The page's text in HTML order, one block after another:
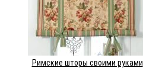
Римские шторы своими руками